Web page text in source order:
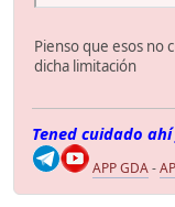
Pienso que esos no
dicha limitación
Tened cuidado
APP GDA-